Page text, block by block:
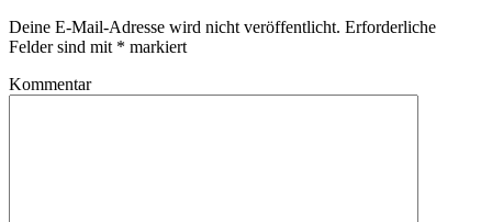
Deine E-Mail-Adresse wird nicht veröffentlicht. Erforderliche
Felder sind mit * markiert
Kommentar